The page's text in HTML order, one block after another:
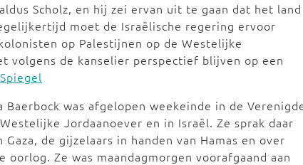
Scholz, en hij zei ervan uit te gaan dat het land
moet de Israëlische regering ervoor
op Palestijnen op de Westelijke
volgens de kanselier perspectief blijven op een
was afgelopen weekeinde in de
Jordaanoever en in Israël. Ze sprak daar
de gijzelaars in handen van Hamas en over
Ze was maandagmorgen voorafgaand aan